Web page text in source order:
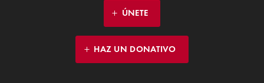
ÚNETE
HAZ UN DONATIVO